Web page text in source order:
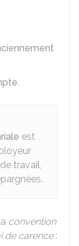
.
est
travail,
convention
de carence: